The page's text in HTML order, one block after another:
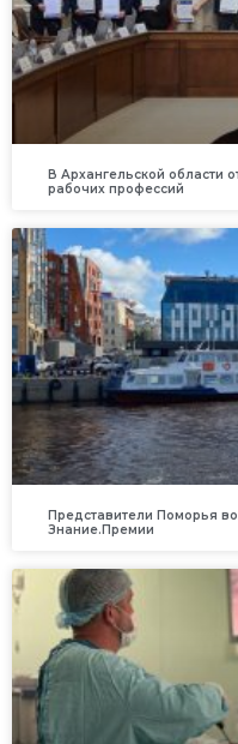
В Архангельской области
рабочих профессий
Представители Поморья
Знание.Премии